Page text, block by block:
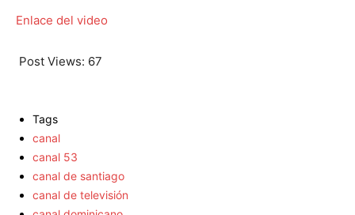
Enlace del video
Post Views: 67
Tags
canal
canal 53
canal de santiago
canal de televisión